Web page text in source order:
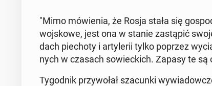
"Mimo mó­wie­nia, że Rosja stała się
woj­sko­we, jest ona w stanie za­stą­pić
dach pie­cho­ty i ar­ty­le­rii tylko poprzez
nych w czasach so­wiec­kich. Zapasy te
Ty­go­dnik przy­wo­łał sza­cun­ki